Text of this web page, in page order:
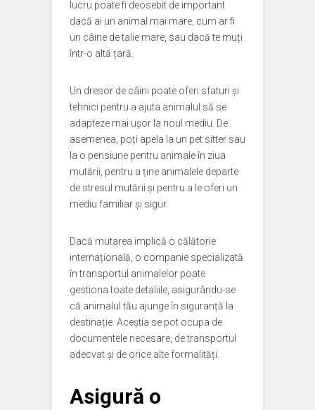
lucru poate fi deosebit de important
dacă ai un animal mai mare, cum ar fi
un câine de talie mare, sau dacă te muți
într-o altă țară.
Un dresor de câini poate oferi sfaturi și
tehnici pentru a ajuta animalul să se
adapteze mai ușor la noul mediu. De
asemenea, poți apela la un pet sitter sau
la o pensiune pentru animale în ziua
mutării, pentru a ține animalele departe
de stresul mutării și pentru a le oferi un
mediu familiar și sigur.
Dacă mutarea implică o călătorie
internațională, o companie specializată
în transportul animalelor poate
gestiona toate detaliile, asigurându-se
că animalul tău ajunge în siguranță la
destinație. Aceștia se pot ocupa de
documentele necesare, de transportul
adecvat și de orice alte formalități.
Asigură o